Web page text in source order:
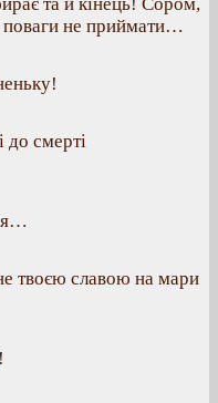
поваги не приймати…
до смерті
твоєю славою на мари